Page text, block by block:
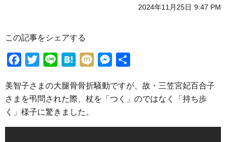
2024年11月25日 9:47 PM
この記事をシェアする
c
e
b
i
t
t
n
e
H
t
e
n
M
x
i
s
s
美智子さまの大腿骨骨折騒動ですが、故・三笠宮妃百合子
さまを弔問された際、杖を「つく」のではなく「持ち歩
く」様子に驚きました。